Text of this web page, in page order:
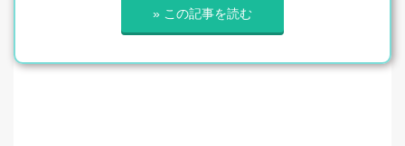
» この記事を読む